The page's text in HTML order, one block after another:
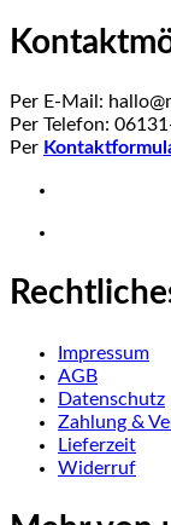
Per E-Mail:
Per Telefon:
Per
Impressum
AGB
Datenschutz
Zahlung &
Lieferzeit
Widerruf